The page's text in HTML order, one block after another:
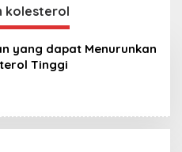
Daya
kolesterol
yang dapat Menurunkan
Tinggi